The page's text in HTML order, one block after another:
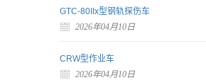
GTC-80IIx型钢轨探伤车
2026年04月10日
CRW型作业车
2026年04月10日